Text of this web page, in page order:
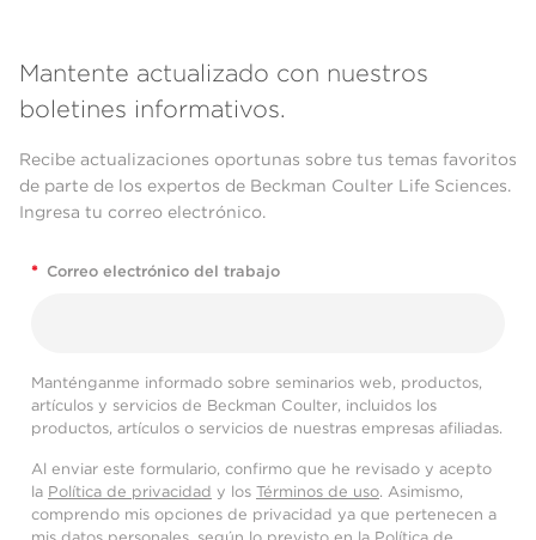
Mantente actualizado con nuestros
boletines informativos.
Recibe actualizaciones oportunas sobre tus temas favoritos
de parte de los expertos de Beckman Coulter Life Sciences.
Ingresa tu correo electrónico.
* Correo electrónico del trabajo
Manténganme informado sobre seminarios web, productos,
artículos y servicios de Beckman Coulter, incluidos los
productos, artículos o servicios de nuestras empresas afiliadas.
Al enviar este formulario, confirmo que he revisado y acepto
la Política de privacidad y los Términos de uso. Asimismo,
comprendo mis opciones de privacidad ya que pertenecen a